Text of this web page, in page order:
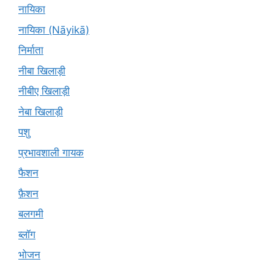
नायिका
नायिका (Nāyikā)
निर्माता
नीबा खिलाड़ी
नीबीए खिलाड़ी
नेबा खिलाड़ी
पशु
प्रभावशाली गायक
फैशन
फ़ैशन
बलगमी
ब्लॉग
भोजन